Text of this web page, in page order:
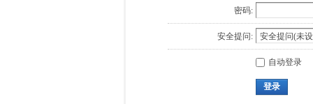
密码:
安全提问:
自动登录
登录